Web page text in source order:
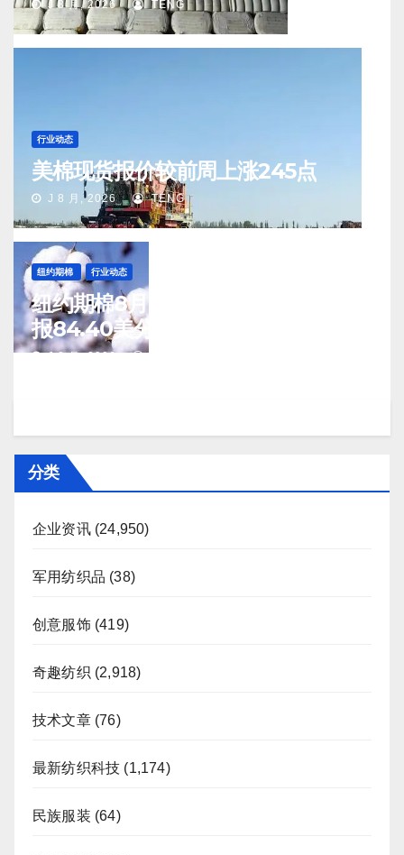
J 8 月, 2026 TENG
行业动态
美棉现货报价较前周上涨245点
J 8 月, 2026 TENG
纽约期棉 行业动态
纽约期棉8月7日(周五)收涨12月合约
报84.40美分/磅
J 8 月, 2026 TENG
分类
企业资讯(24,950)
军用纺织品 (38)
创意服饰(419)
奇趣纺织 (2,918)
技术文章(76)
最新纺织科技 (1,174)
民族服装 (64)